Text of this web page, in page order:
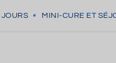
JOURS MINI-CURE ET